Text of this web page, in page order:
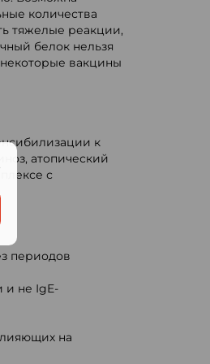
количества
тяжелые реакции,
белок нельзя
вакцины
к
атопический
с
периодов
и не IgE-
на